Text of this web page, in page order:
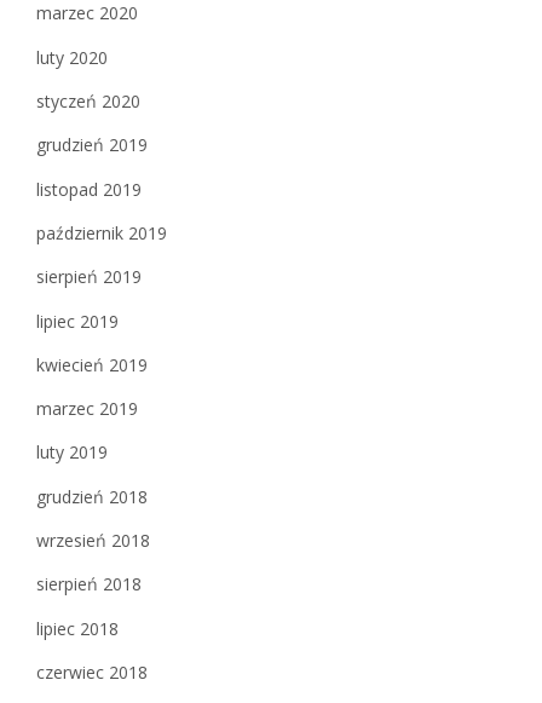
marzec 2020
luty 2020
styczeń 2020
grudzień 2019
listopad 2019
październik 2019
sierpień 2019
lipiec 2019
kwiecień 2019
marzec 2019
luty 2019
grudzień 2018
wrzesień 2018
sierpień 2018
lipiec 2018
czerwiec 2018